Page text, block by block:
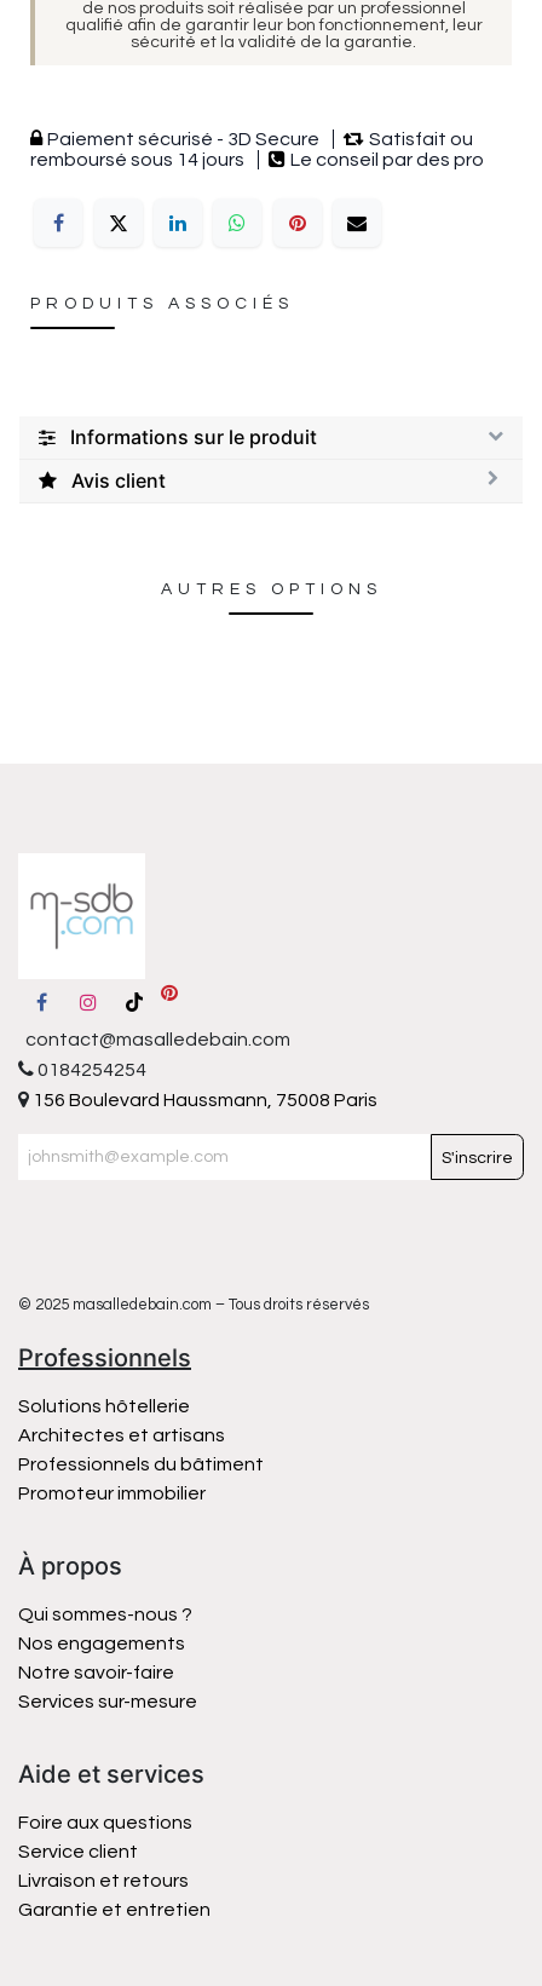
de nos produits soit réalisée par un professionnel
qualifié afin de garantir leur bon fonctionnement, leur
sécurité et la validité de la garantie.
Paiement sécurisé - 3D Secure
Satisfait ou
remboursé sous 14 jours
Le conseil par des pro
PRODUITS ASSOCIÉS
Informations sur le produit
Avis client
AUTRES OPTIONS
contact@masalledebain.com
0184254254
156 Boulevard Haussmann, 75008 Paris
S'inscrire
© 2025 masalledebain.com – Tous droits réservés
Professionnels
Solutions hôtellerie
Architectes et artisans
Professionnels du bâtiment
Promoteur immobilier
À propos
Qui sommes-nous ?
Nos engagements
Notre savoir-faire
Services sur-mesure
Aide et services
Foire aux questions
Service client
Livraison et retours
Garantie et entretien